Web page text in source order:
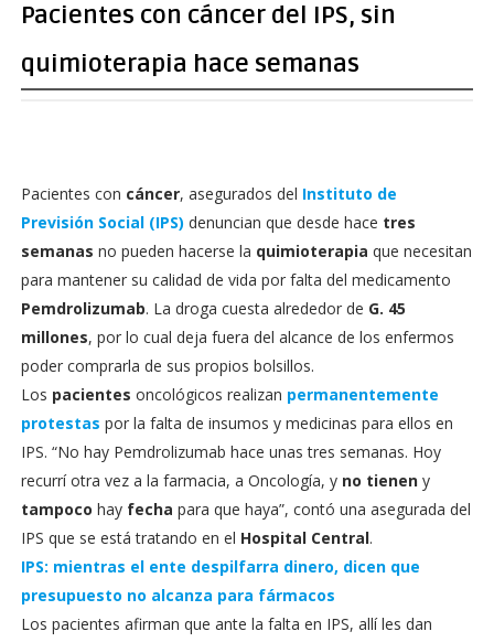
Pacientes con cáncer del IPS, sin
quimioterapia hace semanas
Pacientes con cáncer, asegurados del Instituto de
Previsión Social (IPS) denuncian que desde hace tres
semanas no pueden hacerse la quimioterapia que necesitan
para mantener su calidad de vida por falta del medicamento
Pemdrolizumab. La droga cuesta alrededor de G. 45
millones, por lo cual deja fuera del alcance de los enfermos
poder comprarla de sus propios bolsillos.
Los pacientes oncológicos realizan permanentemente
protestas por la falta de insumos y medicinas para ellos en
IPS. “No hay Pemdrolizumab hace unas tres semanas. Hoy
recurrí otra vez a la farmacia, a Oncología, y no tieneny
tampoco hay fecha para que haya”, contó una asegurada del
IPS que se está tratando en el Hospital Central.
IPS: mientras el ente despilfarra dinero, dicen que
presupuesto no alcanza para fármacos
Los pacientes afirman que ante la falta en IPS, allí les dan